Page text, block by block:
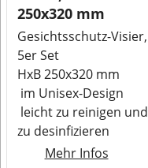
250x320 mm
Gesichtsschutz-Visier,
5er Set
HxB 250x320 mm
im Unisex-Design
leicht zu reinigen und
zu desinfizieren
Mehr Infos